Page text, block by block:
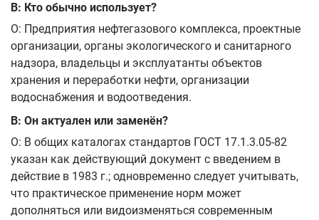
В: Кто обычно использует?
О: Предприятия нефтегазового комплекса, проектные
организации, органы экологического и санитарного
надзора, владельцы и эксплуатанты объектов
хранения и переработки нефти, организации
водоснабжения и водоотведения.
В: Он актуален или заменён?
О: В общих каталогах стандартов ГОСТ 17.1.3.05-82
указан как действующий документ с введением в
действие в 1983 г.; одновременно следует учитывать,
что практическое применение норм может
дополняться или видоизменяться современным